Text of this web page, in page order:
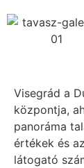
Visegrád a
központja,
panoráma
értékek és
látogató